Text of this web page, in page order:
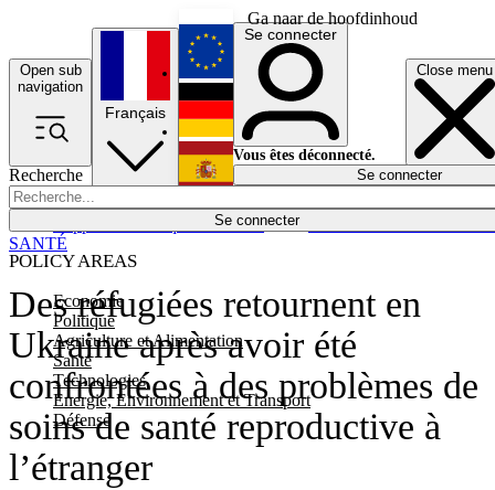
Ga naar de hoofdinhoud
Open sub
navigation
Close menu
Recherche
Se connecter
POLICY AREAS
Economie
Politique
Agriculture et Alimentation
Santé
Technologies
Energie, Environnement et Transport
Défense
Économie
Français
English
Deutsch
Español
Se connecter
Vous êtes déconnecté.
Se connecter
Des réfugiées retournent en
Ukraine après avoir été
confrontées à des problèmes de
soins de santé reproductive à
l’étranger
SANTÉ